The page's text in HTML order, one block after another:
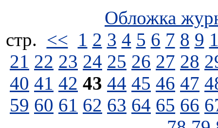
Обложка
стp. << 1 2 3 4 5 6 7 8 9
21 22 23 24 25 26 27 28
40 41 42 43 44 45 46 47
59 60 61 62 63 64 65 66